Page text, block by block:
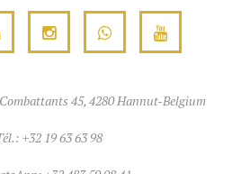
45, 4280 Hannut-Belgium
+32 19 63 63 98